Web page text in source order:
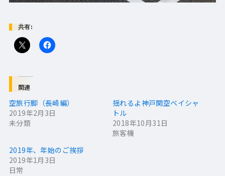
共有:
関連
空旅行脚（長崎編）
2019年2月3日
未分類
揺れるよ神戸関空ベイシャ
トル
2018年10月31日
旅客機
2019年、年始のご挨拶
2019年1月3日
日常